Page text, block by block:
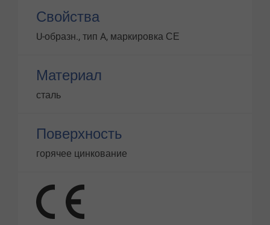
Свойства
U-образн., тип A, маркировка СЕ
Материал
сталь
Поверхность
горячее цинкование